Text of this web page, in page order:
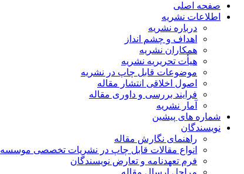
صفحه اصلی
اطلاعات نشریه
درباره نشریه
اهداف و چشم انداز
همکاران نشریه
هیأت تحریریه نشریه
موضوعات قابل چاپ در نشریه
اصول اخلاقی انتشار مقاله
فرایند بررسی و داوری مقاله
آمار نشریه
شماره های پیشین
نویسندگان
راهنمای نگارش مقاله
انواع مقالات قابل چاپ در نشریات تخصصی موسسه
فرم تعهدنامه و تعارض نویسندگان
مراحل ارسال مقاله